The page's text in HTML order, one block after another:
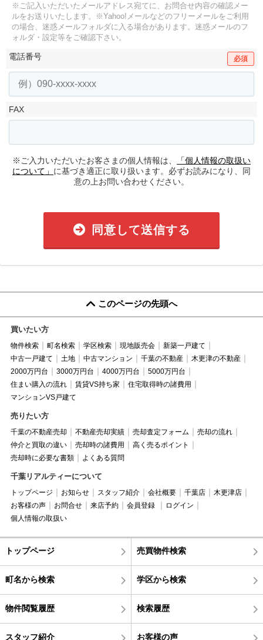
※ご記入いただいたメールアドレス宛てに、お問合せ内容の確認メー
ルをお送りいたします。
※Yahoo!メールなどのフリーメールをご利用
の場合、迷惑メールフォルダに入る場合があります。 迷惑メールのフ
ォルダ・設定等をご確認下さい。
電話番号 必須
FAX
※ご入力いただいたお客さまの個人情報は、
「個人情報の取扱い
について」 に基づき適正に取り扱います。必ずお読みになり、同
意の上お問い合わせください。
同意して送信する
このページの先頭へ
買いたい方
物件検索 町名検索 学区検索 現地販売会
新築一戸建て
中古一戸建て
土地 中古マンション 千葉の不動産
木更津の不動産
2000万円台
3000万円台 4000万円台
5000万円台
住まい購入の流れ
賃貸VS持ち家
住宅取得時の諸費用
マンションVS戸建て
売りたい方
千葉の不動産売却 不動産売却実績 売却査定フォーム
売却の流れ
仲介と買取の違い
売却時の諸費用
高く売るポイント
売却時に必要な書類
よくある質問
千葉リアルティーについて
トップページ お知らせ スタッフ紹介 会社概要 千葉店
木更津店
お客様の声
お問合せ 来店予約 会員登録
ログイン
個人情報の取扱い
トップページ 売買物件検索
町名から検索 学区から検索
物件閲覧履歴 検索履歴
スタッフ紹介 お客様の声